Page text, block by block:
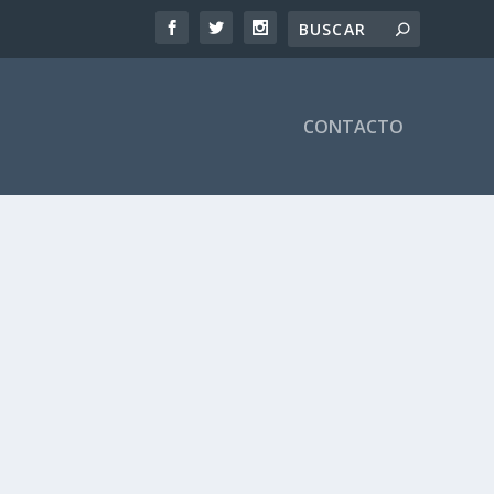
CONTACTO